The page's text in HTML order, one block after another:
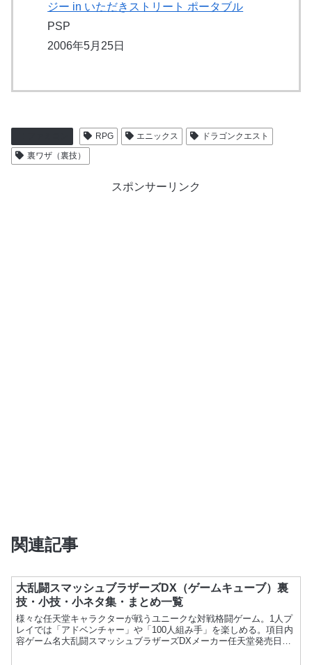
ジー in いただきストリート ポータブル
PSP
2006年5月25日
RPG エニックス
ドラゴンクエスト
裏ワザ（裏技）
スポンサーリンク
関連記事
大乱闘スマッシュブラザーズDX（ゲームキューブ）裏
技・小技・小ネタ集・まとめ一覧
様々な任天堂キャラクターが戦うユニークな対戦格闘ゲーム。1人プ
レイでは「アドベンチャー」や「100人組み手」を楽しめる。項目内
容ゲーム名大乱闘スマッシュブラザーズDXメーカー任天堂発売日